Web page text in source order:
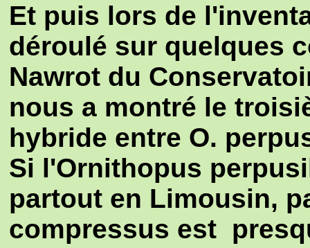
Et puis lors de
déroulé sur quelques
Nawrot du
nous a montré le
hybride entre O.
Si l'Ornithopus
partout en Limousin,
compressus est